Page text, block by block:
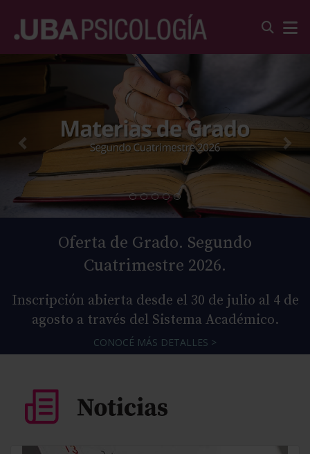
Oferta de Grado. Segundo
Cuatrimestre 2026.
Inscripción abierta desde el 30 de julio al 4 de
agosto a través del Sistema Académico.
CONOCÉ MÁS DETALLES >